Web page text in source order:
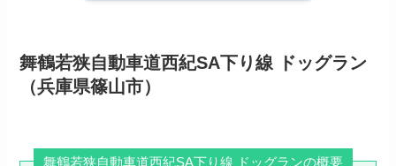
舞鶴若狭自動車道西紀SA下り線 ドッグラン
（兵庫県篠山市）
舞鶴若狭自動車道西紀SA下り線 ドッグランの概要